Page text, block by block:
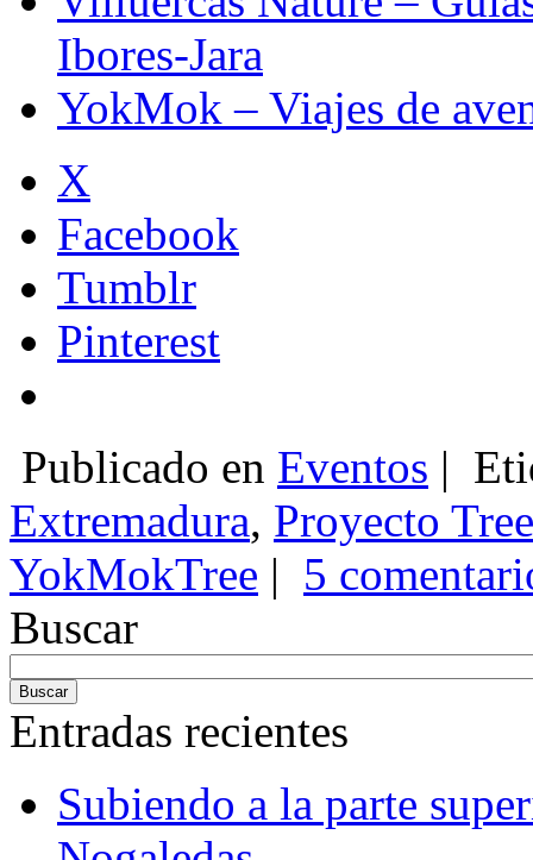
Ibores-Jara
YokMok – Viajes de
X
Facebook
Tumblr
Pinterest
Publicado en Eventos |
Extremadura, Proyecto
YokMokTree | 5
Buscar
Entradas recientes
Subiendo a la parte